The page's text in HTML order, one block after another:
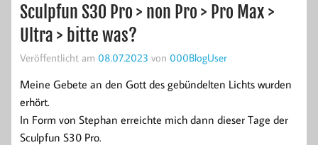
Sculpfun S30 Pro > non Pro > Pro Max >
Ultra > bitte was?
Veröffentlicht am 08.07.2023 von 000BlogUser
Meine Gebete an den Gott des gebündelten Lichts wurden
erhört.
In Form von Stephan erreichte mich dann dieser Tage der
Sculpfun S30 Pro.